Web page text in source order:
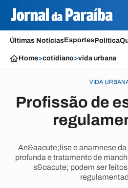
Últimas NotíciasEsportesPolítica
Home>cotidiano>vida urbana
VIDA
Profissão de
An&aacute;lise e anamnese
profunda e tratamento de
s&oacute; podem ser